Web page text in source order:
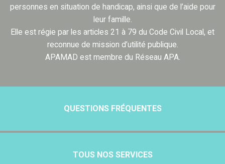
personnes en situation de handicap, ainsi que de l’aide pour
leur famille.
Elle est régie par les articles 21 à 79 du Code Civil Local, et
reconnue de mission d’utilité publique.
APAMAD est membre du Réseau APA.
QUESTIONS FRÉQUENTES
TOUS NOS SERVICES